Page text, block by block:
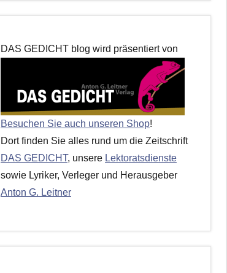
DAS GEDICHT blog wird präsentiert von
Besuchen Sie auch unseren Shop!
Dort finden Sie alles rund um die Zeitschrift
DAS GEDICHT, unsere Lektoratsdienste
sowie Lyriker, Verleger und Herausgeber
Anton G. Leitner